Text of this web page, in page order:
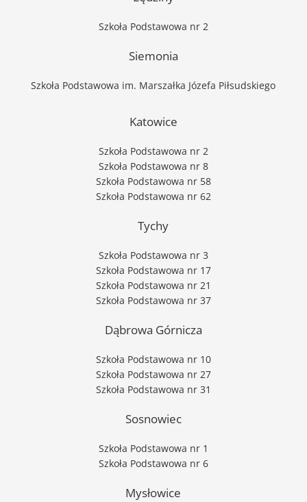
Szkoła Podstawowa nr 2
Siemonia
Szkoła Podstawowa im. Marszałka Józefa Piłsudskiego
Katowice
Szkoła Podstawowa nr 2
Szkoła Podstawowa nr 8
Szkoła Podstawowa nr 58
Szkoła Podstawowa nr 62
Tychy
Szkoła Podstawowa nr 3
Szkoła Podstawowa nr 17
Szkoła Podstawowa nr 21
Szkoła Podstawowa nr 37
Dąbrowa Górnicza
Szkoła Podstawowa nr 10
Szkoła Podstawowa nr 27
Szkoła Podstawowa nr 31
Sosnowiec
Szkoła Podstawowa nr 1
Szkoła Podstawowa nr 6
Mysłowice